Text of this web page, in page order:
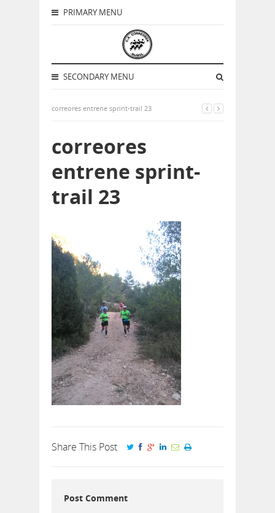
PRIMARY MENU
SECONDARY MENU
correores entrene sprint-trail 23
correores
entrene sprint-
trail 23
Share This Post
Post Comment